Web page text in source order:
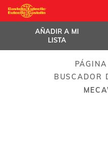
Pasar
al
contenido
principal
AÑADIR A MI
LISTA
MeCaWear© 350
Breadcrumb
BUSCADOR